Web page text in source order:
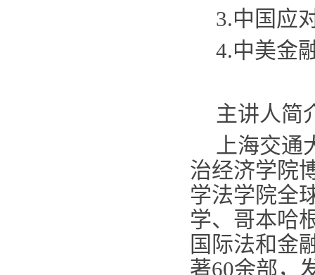
3.中国应
4.中美金
主讲人简
上海交通
治经济学院
学法学院全
学、哥本哈
国际法和金
著60余部，